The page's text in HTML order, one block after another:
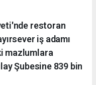
restoran
iş adamı
mazlumlara
Şubesine 839 bin